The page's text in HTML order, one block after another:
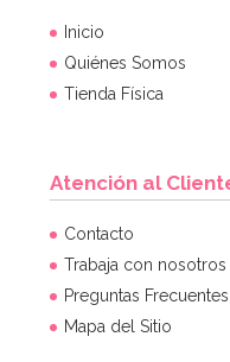
Inicio
Quiénes Somos
Tienda Física
Atención al
Contacto
Trabaja con nosotros
Preguntas Frecuentes
Mapa del Sitio